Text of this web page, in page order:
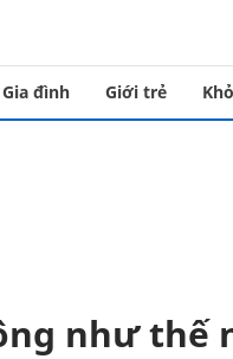
Gia đình Giới trẻ
như thế